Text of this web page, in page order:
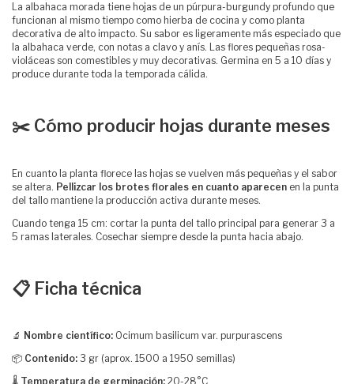
La albahaca morada tiene hojas de un púrpura-burgundy profundo que
funcionan al mismo tiempo como hierba de cocina y como planta
decorativa de alto impacto. Su sabor es ligeramente más especiado que
la albahaca verde, con notas a clavo y anís. Las flores pequeñas rosa-
violáceas son comestibles y muy decorativas. Germina en 5 a 10 días y
produce durante toda la temporada cálida.
✂️ Cómo producir hojas durante meses
En cuanto la planta florece las hojas se vuelven más pequeñas y el sabor
se altera. Pellizcar los brotes florales en cuanto aparecen en la punta
del tallo mantiene la producción activa durante meses.
Cuando tenga 15 cm: cortar la punta del tallo principal para generar 3 a
5 ramas laterales. Cosechar siempre desde la punta hacia abajo.
📋 Ficha técnica
🔬 Nombre científico: Ocimum basilicum var. purpurascens
📦 Contenido: 3 gr (aprox. 1500 a 1950 semillas)
🌡️ Temperatura de germinación: 20-28°C